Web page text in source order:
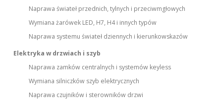
Naprawa świateł przednich, tylnych i przeciwmgłowych
Wymiana żarówek LED, H7, H4 i innych typów
Naprawa systemu świateł dziennych i kierunkowskazów
Elektryka w drzwiach i szyb
Naprawa zamków centralnych i systemów keyless
Wymiana silniczków szyb elektrycznych
Naprawa czujników i sterowników drzwi